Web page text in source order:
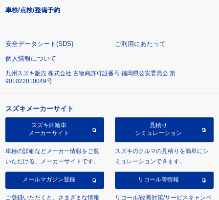
車検/点検/整備予約
安全データシート(SDS)
ご利用にあたって
個人情報について
九州スズキ販売 株式会社 古物商許可証番号 福岡県公安委員会 第
901022010049号
スズキメーカーサイト
スズキ四輪車
メーカーサイト
車種の詳細などメーカー情報をご覧
いただける、メーカーサイトです。
見積り
シミュレーション
スズキのクルマの見積りを簡単にシ
ミュレーションできます。
メールマガジン登録
ご登録いただくと、さまざまな情報
リコール等情報
リコール/改善対策/サービスキャンペ